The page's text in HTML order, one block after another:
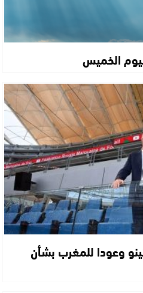
الخميس
وعودا للمغرب بشأن